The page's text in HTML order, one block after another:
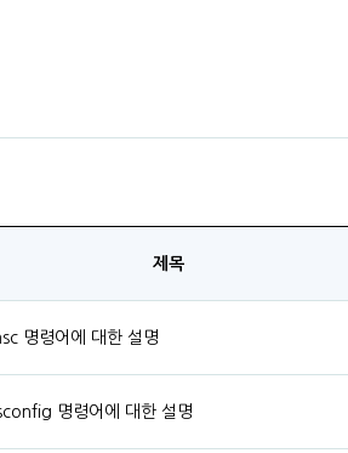
제목
명령어에 대한 설명
명령어에 대한 설명